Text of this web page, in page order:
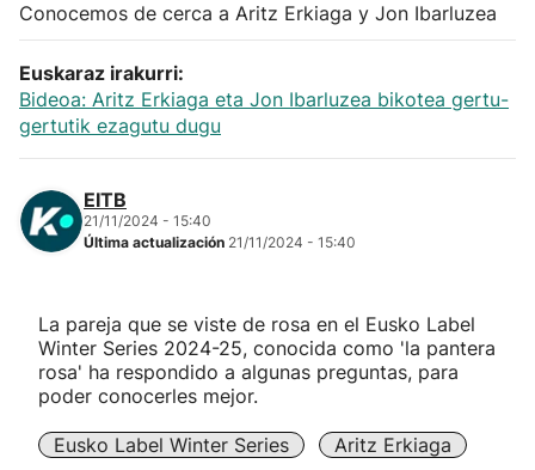
Kirolak 360
Atletismo
Carreras de montaña
Más deportes
Conocemos de cerca a Aritz Erkiaga y Jon Ibarluzea
Euskaraz irakurri:
Bideoa: Aritz Erkiaga eta Jon Ibarluzea bikotea gertu-
gertutik ezagutu dugu
EITB
21/11/2024 - 15:40
Última actualización 21/11/2024 - 15:40
La pareja que se viste de rosa en el Eusko Label
Winter Series 2024-25, conocida como 'la pantera
rosa' ha respondido a algunas preguntas, para
poder conocerles mejor.
Eusko Label Winter Series Aritz Erkiaga